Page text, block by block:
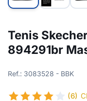
Tenis
894291br
Ref.: 3083528 - BBK
(6)